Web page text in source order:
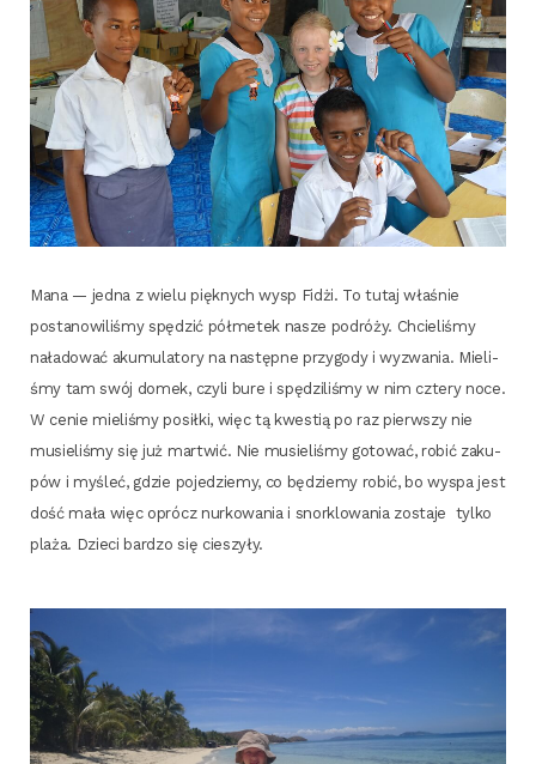
Mana — jed­na z wie­lu pięk­nych wysp Fidżi. To tutaj wła­śnie
posta­no­wi­li­śmy spę­dzić pół­me­tek nasze podró­ży. Chcie­li­śmy
nała­do­wać aku­mu­la­to­ry na następ­ne przy­go­dy i wyzwa­nia. Mie­li­
śmy tam swój domek, czy­li bure i spę­dzi­li­śmy w nim czte­ry noce.
W cenie mie­li­śmy posił­ki, więc tą kwe­stią po raz pierw­szy nie
musie­li­śmy się już mar­twić. Nie musie­li­śmy goto­wać, robić zaku­
pów i myśleć, gdzie poje­dzie­my, co będzie­my robić, bo wyspa jest
dość mała więc oprócz nur­ko­wa­nia i snor­klo­wa­nia zosta­je tyl­ko
pla­ża. Dzie­ci bar­dzo się cieszyły.